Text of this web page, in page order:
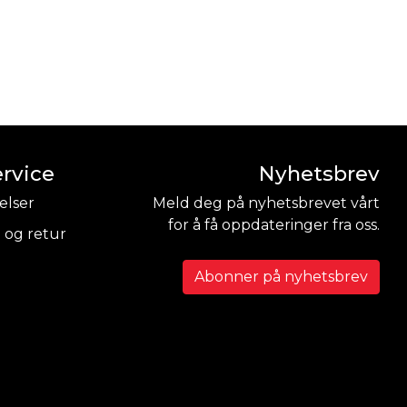
og retur
Nyhetsbrev
Meld deg på nyhetsbrevet vårt
for å få oppdateringer fra oss.
Abonner på nyhetsbrev